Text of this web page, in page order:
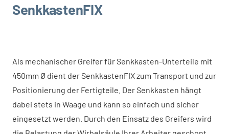
SenkkastenFIX
Als mechanischer Greifer für Senkkasten-Unterteile mit
450mm Ø dient der SenkkastenFIX zum Transport und zur
Positionierung der Fertigteile. Der Senkkasten hängt
dabei stets in Waage und kann so einfach und sicher
eingesetzt werden. Durch den Einsatz des Greifers wird